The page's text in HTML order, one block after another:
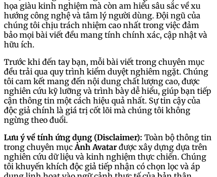
họa giàu kinh nghiệm mà còn am hiểu sâu sắc về xu
hướng công nghệ và tâm lý người dùng. Đội ngũ của
chúng tôi chịu trách nhiệm cao nhất trong việc đảm
bảo mọi bài viết đều mang tính chính xác, cập nhật và
hữu ích.
Trước khi đến tay bạn, mỗi bài viết trong chuyên mục
đều trải qua quy trình kiểm duyệt nghiêm ngặt. Chúng
tôi cam kết mang đến nội dung chất lượng cao, được
nghiên cứu kỹ lưỡng và trình bày dễ hiểu, giúp bạn tiếp
cận thông tin một cách hiệu quả nhất. Sự tin cậy của
độc giả chính là giá trị cốt lõi mà chúng tôi không
ngừng theo đuổi.
Lưu ý về tính ứng dụng (Disclaimer): Toàn bộ thông tin
trong chuyên mụcẢnh Avatarđược xây dựng dựa trên
nghiên cứu dữ liệu và kinh nghiệm thực chiến. Chúng
tôi khuyến khích độc giả tiếp nhận có chọn lọc và áp